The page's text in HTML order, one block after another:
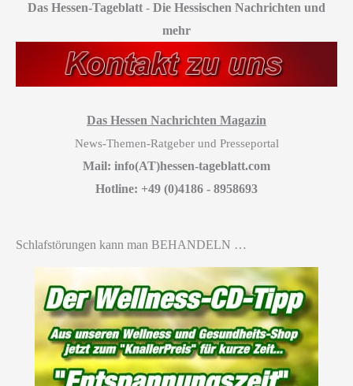
Das Hessen-Tageblatt - Die Hessischen Nachrichten und
mehr
Das Hessen Nachrichten Magazin
News-Themen-Ratgeber und Presseportal
Mail: info(AT)hessen-tageblatt.com
Hotline: +49 (0)4186 - 8958693
Schlafstörungen kann man BEHANDELN …